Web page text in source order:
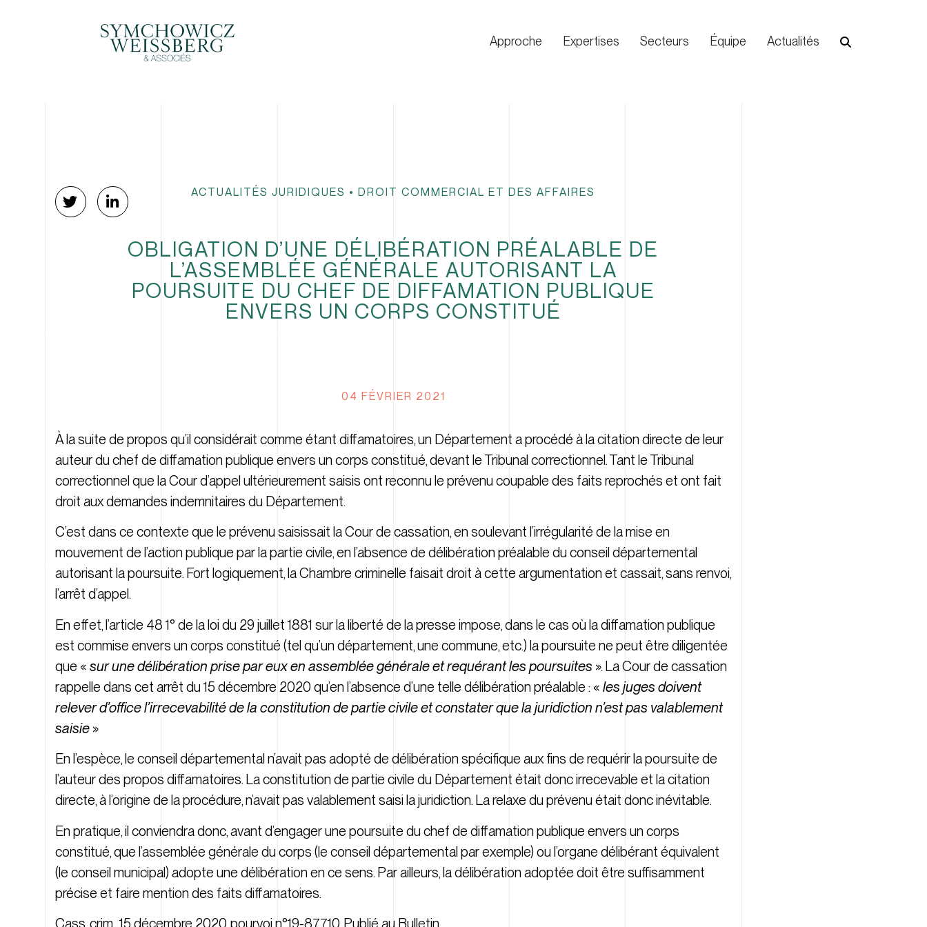
Approche Expertises Secteurs Équipe Actualités
ACTUALITÉS JURIDIQUES • DROIT COMMERCIAL ET DES AFFAIRES
OBLIGATION D’UNE DÉLIBÉRATION PRÉALABLE DE
L’ASSEMBLÉE GÉNÉRALE AUTORISANT LA
POURSUITE DU CHEF DE DIFFAMATION PUBLIQUE
ENVERS UN CORPS CONSTITUÉ
04 FÉVRIER 2021
À la suite de propos qu’il considérait comme étant diffamatoires, un Département a procédé à la citation directe de leur
auteur du chef de diffamation publique envers un corps constitué, devant le Tribunal correctionnel. Tant le Tribunal
correctionnel que la Cour d’appel ultérieurement saisis ont reconnu le prévenu coupable des faits reprochés et ont fait
droit aux demandes indemnitaires du Département.
C’est dans ce contexte que le prévenu saisissait la Cour de cassation, en soulevant l’irrégularité de la mise en
mouvement de l’action publique par la partie civile, en l’absence de délibération préalable du conseil départemental
autorisant la poursuite. Fort logiquement, la Chambre criminelle faisait droit à cette argumentation et cassait, sans renvoi,
l’arrêt d’appel.
En effet, l’article 48 1° de la loi du 29 juillet 1881 sur la liberté de la presse impose, dans le cas où la diffamation publique
est commise envers un corps constitué (tel qu’un département, une commune, etc.) la poursuite ne peut être diligentée
que « sur une délibération prise par eux en assemblée générale et requérant les poursuites ». La Cour de cassation
rappelle dans cet arrêt du 15 décembre 2020 qu’en l’absence d’une telle délibération préalable : « les juges doivent
relever d’office l’irrecevabilité de la constitution de partie civile et constater que la juridiction n’est pas valablement
saisie »
En l’espèce, le conseil départemental n’avait pas adopté de délibération spécifique aux fins de requérir la poursuite de
l’auteur des propos diffamatoires. La constitution de partie civile du Département était donc irrecevable et la citation
directe, à l’origine de la procédure, n’avait pas valablement saisi la juridiction. La relaxe du prévenu était donc inévitable.
En pratique, il conviendra donc, avant d’engager une poursuite du chef de diffamation publique envers un corps
constitué, que l’assemblée générale du corps (le conseil départemental par exemple) ou l’organe délibérant équivalent
(le conseil municipal) adopte une délibération en ce sens. Par ailleurs, la délibération adoptée doit être suffisamment
précise et faire mention des faits diffamatoires.
Cass. crim., 15 décembre 2020, pourvoi n°19-87.710, Publié au Bulletin